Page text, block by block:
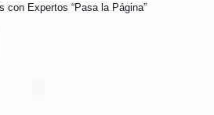
con Expertos “Pasa la Página”